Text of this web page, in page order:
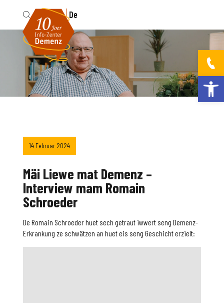
Fr De
14 Februar 2024
Mäi Liewe mat Demenz –
Interview mam Romain
Schroeder
De Romain Schroeder huet sech getraut iwwert seng Demenz-
Erkrankung ze schwätzen an huet eis seng Geschicht erzielt: